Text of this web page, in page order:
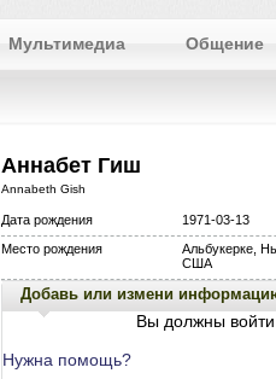
Мультимедиа Общение
Аннабет Гиш
Annabeth Gish
Дата рождения
1971-03-13
Место рождения
Альбукерке,
США
Добавь или измени
Вы должны
Нужна помощь?